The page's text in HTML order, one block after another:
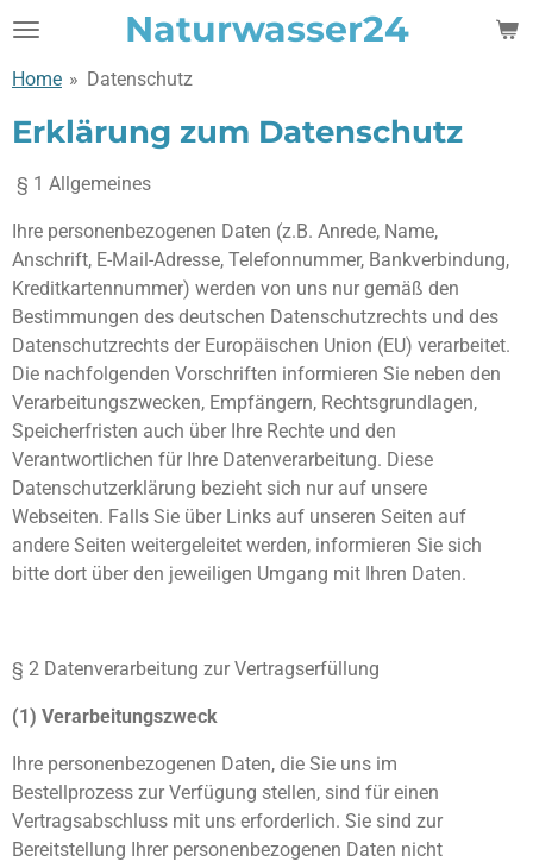
Zum
springen
Naturwasser24
Home » Datenschutz
Erklärung zum Datenschutz
§ 1 Allgemeines
Ihre personenbezogenen Daten (z.B. Anrede, Name,
Anschrift, E-Mail-Adresse, Telefonnummer, Bankverbindung,
Kreditkartennummer) werden von uns nur gemäß den
Bestimmungen des deutschen Datenschutzrechts und des
Datenschutzrechts der Europäischen Union (EU) verarbeitet.
Die nachfolgenden Vorschriften informieren Sie neben den
Verarbeitungszwecken, Empfängern, Rechtsgrundlagen,
Speicherfristen auch über Ihre Rechte und den
Verantwortlichen für Ihre Datenverarbeitung. Diese
Datenschutzerklärung bezieht sich nur auf unsere
Webseiten. Falls Sie über Links auf unseren Seiten auf
andere Seiten weitergeleitet werden, informieren Sie sich
bitte dort über den jeweiligen Umgang mit Ihren Daten.
§ 2 Datenverarbeitung zur Vertragserfüllung
(1) Verarbeitungszweck
Ihre personenbezogenen Daten, die Sie uns im
Bestellprozess zur Verfügung stellen, sind für einen
Vertragsabschluss mit uns erforderlich. Sie sind zur
Bereitstellung Ihrer personenbezogenen Daten nicht